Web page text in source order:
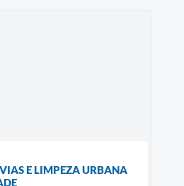
E LIMPEZA URBANA